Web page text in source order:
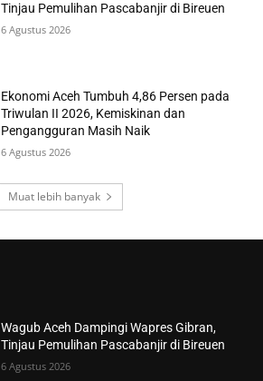
Tinjau Pemulihan Pascabanjir di Bireuen
6 Agustus 2026
Ekonomi Aceh Tumbuh 4,86 Persen pada
Triwulan II 2026, Kemiskinan dan
Pengangguran Masih Naik
6 Agustus 2026
Muat lebih banyak
Wagub Aceh Dampingi Wapres Gibran,
Tinjau Pemulihan Pascabanjir di Bireuen
6 Agustus 2026